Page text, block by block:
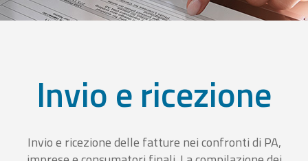
Invio e ricezione
Invio e ricezione delle fatture nei confronti di PA,